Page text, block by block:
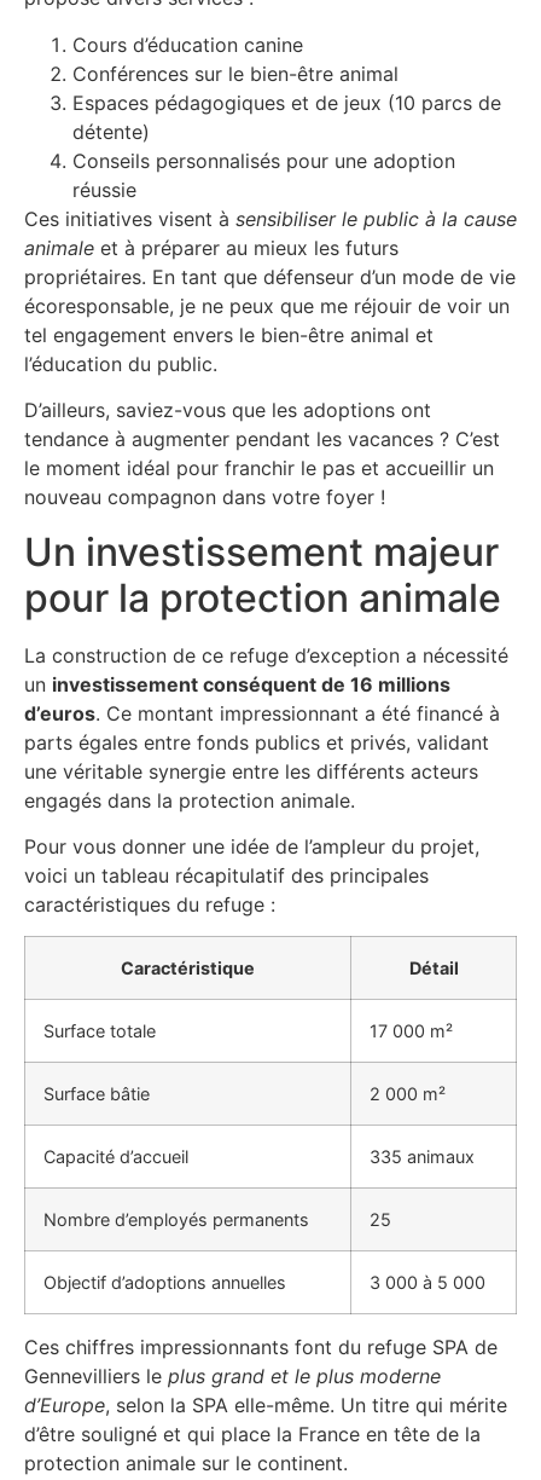
Cours d’éducation canine
Conférences sur le bien-être animal
Espaces pédagogiques et de jeux (10 parcs de
détente)
Conseils personnalisés pour une adoption
réussie
Ces initiatives visent à sensibiliser le public à la cause
animale et à préparer au mieux les futurs
propriétaires. En tant que défenseur d’un mode de vie
écoresponsable, je ne peux que me réjouir de voir un
tel engagement envers le bien-être animal et
l’éducation du public.
D’ailleurs, saviez-vous que les adoptions ont
tendance à augmenter pendant les vacances ? C’est
le moment idéal pour franchir le pas et accueillir un
nouveau compagnon dans votre foyer !
Un investissement majeur
pour la protection animale
La construction de ce refuge d’exception a nécessité
un investissement conséquent de 16 millions
d’euros. Ce montant impressionnant a été financé à
parts égales entre fonds publics et privés, validant
une véritable synergie entre les différents acteurs
engagés dans la protection animale.
Pour vous donner une idée de l’ampleur du projet,
voici un tableau récapitulatif des principales
caractéristiques du refuge :
Caractéristique Détail
Surface totale 17 000 m²
Surface bâtie 2 000 m²
Capacité d’accueil 335 animaux
Nombre d’employés permanents 25
Objectif d’adoptions annuelles 3 000 à 5 000
Ces chiffres impressionnants font du refuge SPA de
Gennevilliers le plus grand et le plus moderne
d’Europe, selon la SPA elle-même. Un titre qui mérite
d’être souligné et qui place la France en tête de la
protection animale sur le continent.